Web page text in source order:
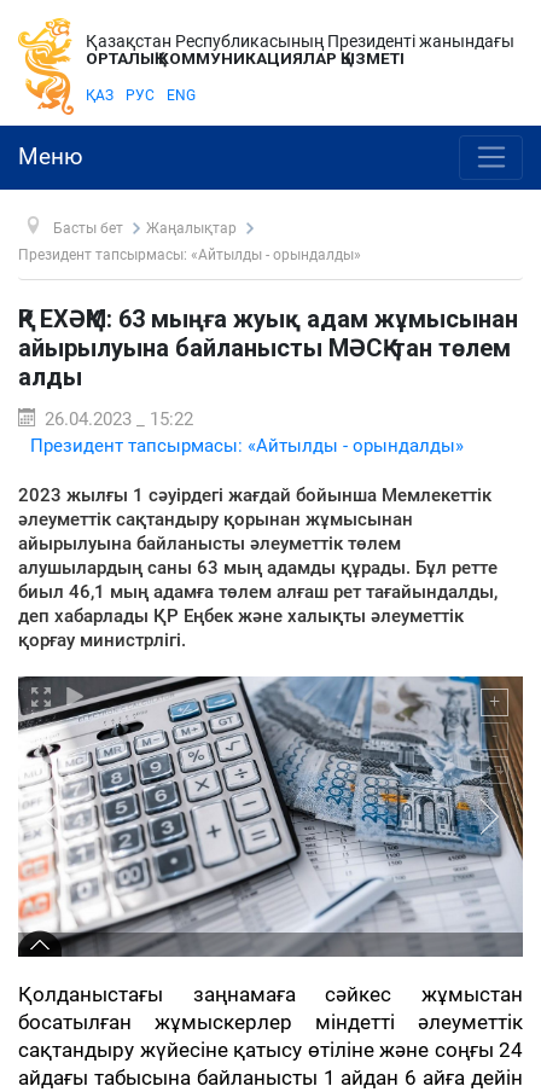
Қазақстан Республикасының Президенті жанындағы
ОРТАЛЫҚ КОММУНИКАЦИЯЛАР ҚЫЗМЕТІ
ҚАЗ РУС ENG
Меню
Басты бет
Жаңалықтар
Президент тапсырмасы: «Айтылды - орындалды»
ҚР ЕХӘҚМ: 63 мыңға жуық адам жұмысынан
айырылуына байланысты МӘСҚ-тан төлем
алды
26.04.2023 _ 15:22
Президент тапсырмасы: «Айтылды - орындалды»
2023 жылғы 1 сәуірдегі жағдай бойынша Мемлекеттік
әлеуметтік сақтандыру қорынан жұмысынан
айырылуына байланысты әлеуметтік төлем
алушылардың саны 63 мың адамды құрады. Бұл ретте
биыл 46,1 мың адамға төлем алғаш рет тағайындалды,
деп хабарлады ҚР Еңбек және халықты әлеуметтік
қорғау министрлігі.
Қолданыстағы заңнамаға сәйкес жұмыстан
босатылған жұмыскерлер міндетті әлеуметтік
сақтандыру жүйесіне қатысу өтіліне және соңғы 24
айдағы табысына байланысты 1 айдан 6 айға дейін